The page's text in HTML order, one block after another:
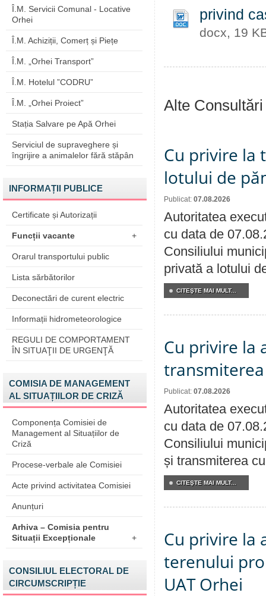
Î.M. Servicii Comunal - Locative
Orhei
Î.M. Achiziții, Comerț și Piețe
Î.M. „Orhei Transport”
Î.M. Hotelul ”CODRU”
Î.M. „Orhei Proiect”
Stația Salvare pe Apă Orhei
Serviciul de supraveghere și
îngrijire a animalelor fără stăpân
INFORMAȚII PUBLICE
Certificate și Autorizații
Funcții vacante +
Orarul transportului public
Lista sărbătorilor
Deconectări de curent electric
Informații hidrometeorologice
REGULI DE COMPORTAMENT
ÎN SITUAŢII DE URGENŢĂ
COMISIA DE MANAGEMENT
AL SITUAȚIILOR DE CRIZĂ
Componența Comisiei de
Management al Situațiilor de
Criză
Procese-verbale ale Comisiei
Acte privind activitatea Comisiei
Anunțuri
Arhiva – Comisia pentru
Situații Excepționale
+
CONSILIUL ELECTORAL DE
CIRCUMSCRIPȚIE
privind
docx, 19
Alte
Cu privire la
lotului de
Publicat: 07.08.2026
Autoritatea
cu data de
Consiliului
privată a lotului
CITEŞTE MAI MULT...
Cu privire la
Publicat: 07.08.2026
Autoritatea
cu data de
Consiliului
și transmiterea
CITEŞTE MAI MULT...
Cu privire la
terenului
UAT Orhei